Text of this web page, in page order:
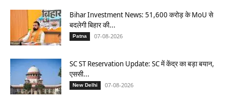
Bihar Investment News: 51,600 करोड़ के MoU से
बदलेगी बिहार की...
Patna 07-08-2026
SC ST Reservation Update: SC में केंद्र का बड़ा बयान,
एससी...
New Delhi 07-08-2026